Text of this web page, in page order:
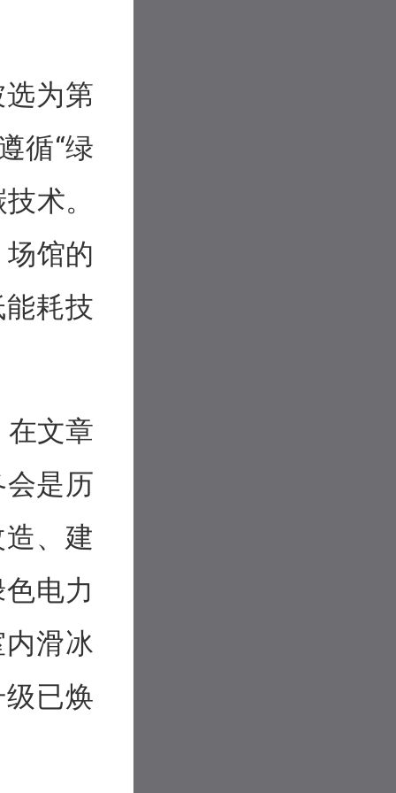
为第
循“绿
术。
馆的
耗技
在文章
是历
、建
电力
滑冰
已焕